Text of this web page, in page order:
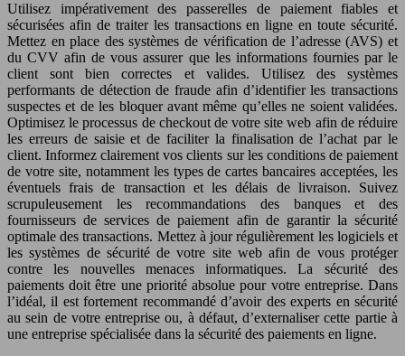
Utilisez impérativement des passerelles de paiement fiables et
sécurisées afin de traiter les transactions en ligne en toute sécurité.
Mettez en place des systèmes de vérification de l’adresse (AVS) et
du CVV afin de vous assurer que les informations fournies par le
client sont bien correctes et valides. Utilisez des systèmes
performants de détection de fraude afin d’identifier les transactions
suspectes et de les bloquer avant même qu’elles ne soient validées.
Optimisez le processus de checkout de votre site web afin de réduire
les erreurs de saisie et de faciliter la finalisation de l’achat par le
client. Informez clairement vos clients sur les conditions de paiement
de votre site, notamment les types de cartes bancaires acceptées, les
éventuels frais de transaction et les délais de livraison. Suivez
scrupuleusement les recommandations des banques et des
fournisseurs de services de paiement afin de garantir la sécurité
optimale des transactions. Mettez à jour régulièrement les logiciels et
les systèmes de sécurité de votre site web afin de vous protéger
contre les nouvelles menaces informatiques. La sécurité des
paiements doit être une priorité absolue pour votre entreprise. Dans
l’idéal, il est fortement recommandé d’avoir des experts en sécurité
au sein de votre entreprise ou, à défaut, d’externaliser cette partie à
une entreprise spécialisée dans la sécurité des paiements en ligne.